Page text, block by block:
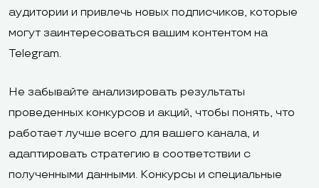
аудитории и привлечь новых подписчиков, которые
могут заинтересоваться вашим контентом на
Telegram.
Не забывайте анализировать результаты
проведенных конкурсов и акций, чтобы понять, что
работает лучше всего для вашего канала, и
адаптировать стратегию в соответствии с
полученными данными. Конкурсы и специальные